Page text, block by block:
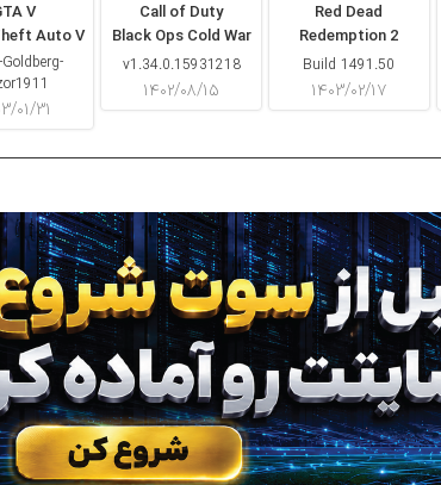
V
Auto V
۱۴۰۳/
Call of Duty
Black Ops Cold War
v1.34.0.15931218
۱۴۰۲/۰۸/۱۵
Red Dead
Redemption 2
Build 1491.50
۱۴۰۳/۰۲/۱۷